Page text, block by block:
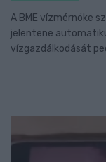
A BME vízmérnöke
jelentene
vízgazdálkodását